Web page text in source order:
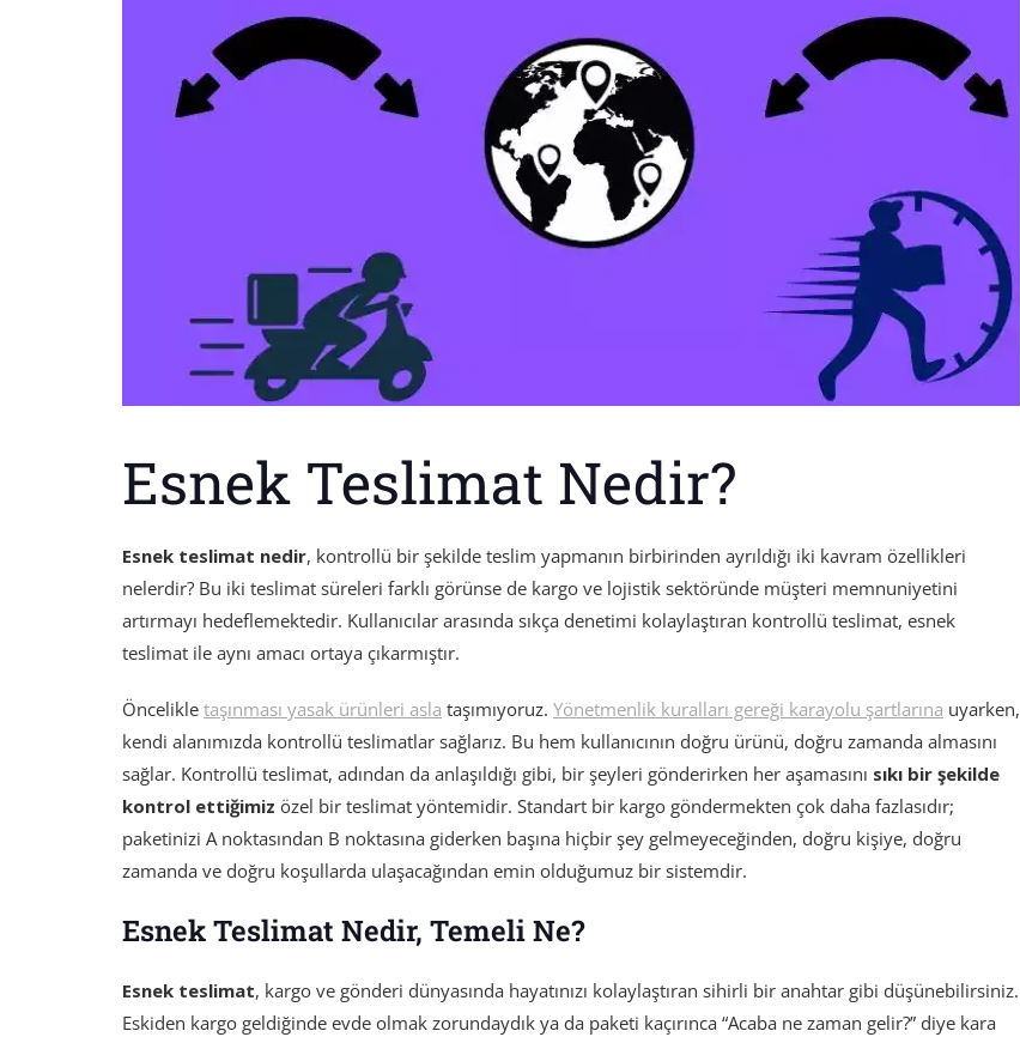
Esnek Teslimat Nedir?
Esnek teslimat nedir, kontrollü bir şekilde teslim yapmanın birbirinden ayrıldığı iki kavram özellikleri
nelerdir? Bu iki teslimat süreleri farklı görünse de kargo ve lojistik sektöründe müşteri memnuniyetini
artırmayı hedeflemektedir. Kullanıcılar arasında sıkça denetimi kolaylaştıran kontrollü teslimat, esnek
teslimat ile aynı amacı ortaya çıkarmıştır.
Öncelikle taşınması yasak ürünleri asla taşımıyoruz. Yönetmenlik kuralları gereği karayolu şartlarına uyarken,
kendi alanımızda kontrollü teslimatlar sağlarız. Bu hem kullanıcının doğru ürünü, doğru zamanda almasını
sağlar. Kontrollü teslimat, adından da anlaşıldığı gibi, bir şeyleri gönderirken her aşamasını sıkı bir şekilde
kontrol ettiğimiz özel bir teslimat yöntemidir. Standart bir kargo göndermekten çok daha fazlasıdır;
paketinizi A noktasından B noktasına giderken başına hiçbir şey gelmeyeceğinden, doğru kişiye, doğru
zamanda ve doğru koşullarda ulaşacağından emin olduğumuz bir sistemdir.
Esnek Teslimat Nedir, Temeli Ne?
Esnek teslimat, kargo ve gönderi dünyasında hayatınızı kolaylaştıran sihirli bir anahtar gibi düşünebilirsiniz.
Eskiden kargo geldiğinde evde olmak zorundaydık ya da paketi kaçırınca “Acaba ne zaman gelir?” diye kara